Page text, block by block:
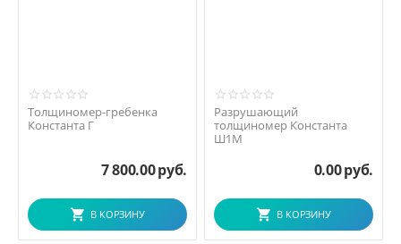
Толщиномер-гребенка
Константа Г
7 800.00руб.
В КОРЗИНУ
Разрушающий
толщиномер Константа
Ш1М
0.00руб.
В КОРЗИНУ